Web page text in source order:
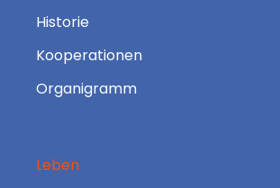
Historie
Kooperationen
Organigramm
Leben